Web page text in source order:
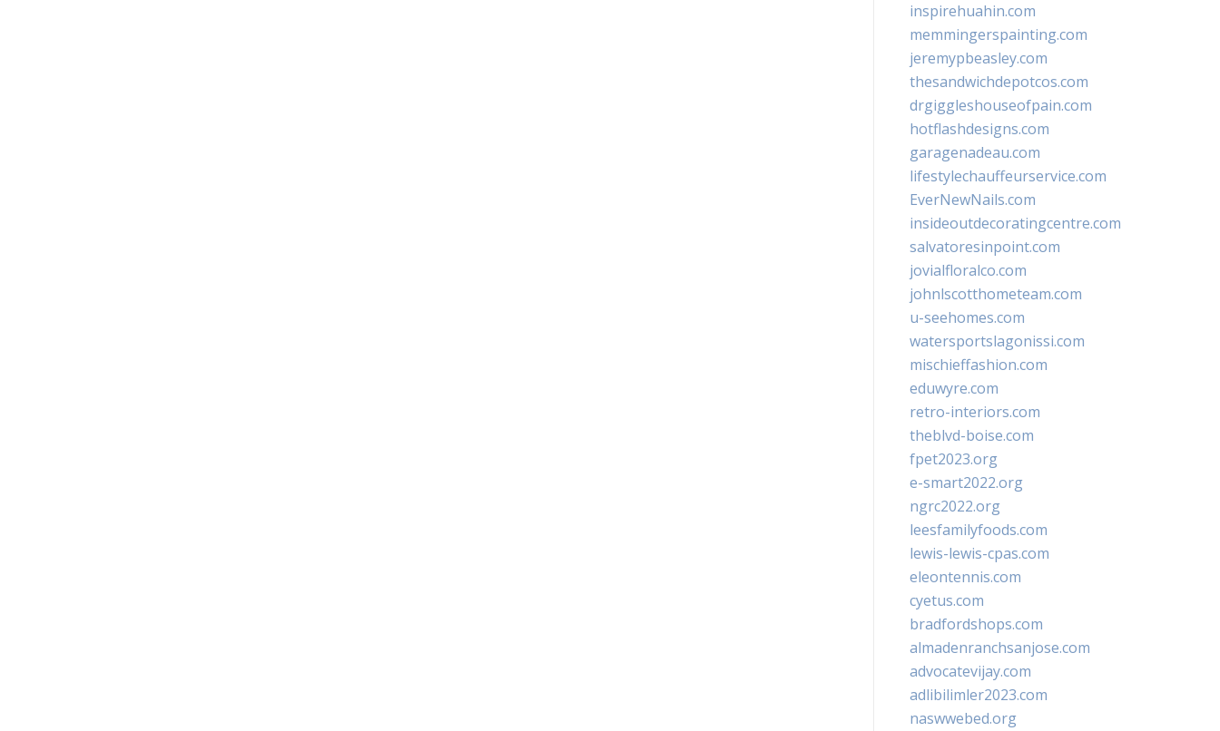
inspirehuahin.com
memmingerspainting.com
jeremypbeasley.com
thesandwichdepotcos.com
drgiggleshouseofpain.com
hotflashdesigns.com
garagenadeau.com
lifestylechauffeurservice.com
EverNewNails.com
insideoutdecoratingcentre.com
salvatoresinpoint.com
jovialfloralco.com
johnlscotthometeam.com
u-seehomes.com
watersportslagonissi.com
mischieffashion.com
eduwyre.com
retro-interiors.com
theblvd-boise.com
fpet2023.org
e-smart2022.org
ngrc2022.org
leesfamilyfoods.com
lewis-lewis-cpas.com
eleontennis.com
cyetus.com
bradfordshops.com
almadenranchsanjose.com
advocatevijay.com
adlibilimler2023.com
naswwebed.org